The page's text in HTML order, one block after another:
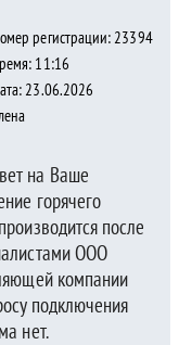
регистрации: 23394
11:16
23.06.2026
на Ваше
горячего
после
ООО
компании
подключения
нет.